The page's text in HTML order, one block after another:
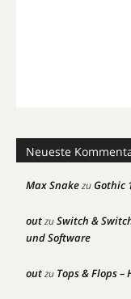
Neueste
Max SnakezuGothic
outzuSwitch &
und Software
outzu Tops & Flops –